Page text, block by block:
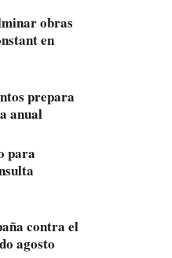
obras
en
prepara
anual
para
contra el
agosto